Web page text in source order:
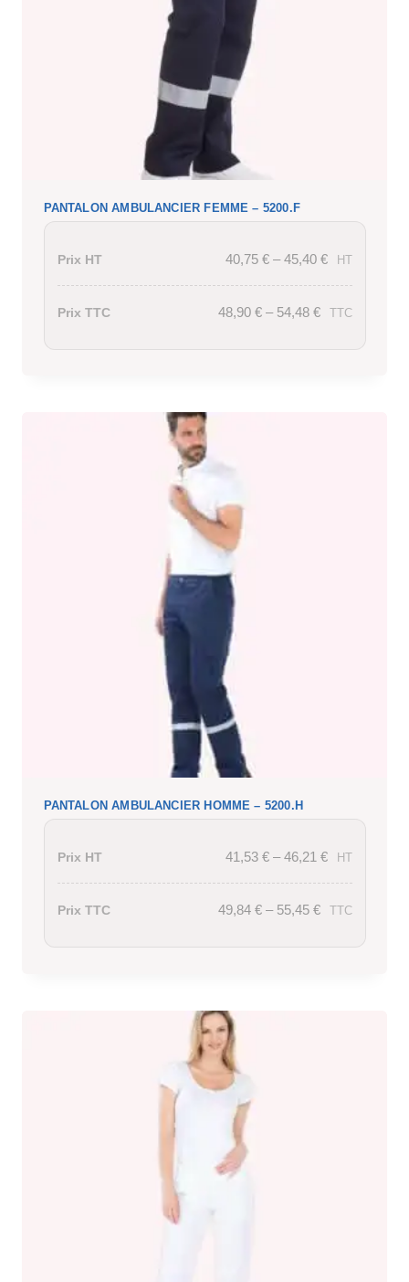
PANTALON AMBULANCIER FEMME – 5200.F
Prix HT 40,75 €–45,40 € HT
Prix TTC 48,90 €– 54,48 € TTC
PANTALON AMBULANCIER HOMME – 5200.H
Prix HT 41,53 €–46,21 € HT
Prix TTC 49,84 €– 55,45 € TTC